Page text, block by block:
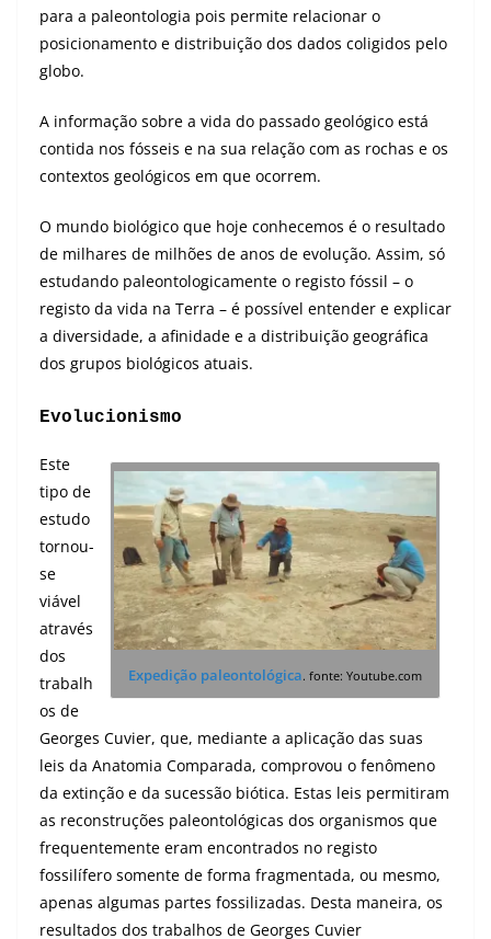
para a paleontologia pois permite relacionar o
posicionamento e distribuição dos dados coligidos pelo
globo.
A informação sobre a vida do passado geológico está
contida nos fósseis e na sua relação com as rochas e os
contextos geológicos em que ocorrem.
O mundo biológico que hoje conhecemos é o resultado
de milhares de milhões de anos de evolução. Assim, só
estudando paleontologicamente o registo fóssil – o
registo da vida na Terra – é possível entender e explicar
a diversidade, a afinidade e a distribuição geográfica
dos grupos biológicos atuais.
Evolucionismo
Expedição paleontológica. fonte: Youtube.com
Este
tipo de
estudo
tornou-
se
viável
através
dos
trabalh
os de
Georges Cuvier, que, mediante a aplicação das suas
leis da Anatomia Comparada, comprovou o fenômeno
da extinção e da sucessão biótica. Estas leis permitiram
as reconstruções paleontológicas dos organismos que
frequentemente eram encontrados no registo
fossilífero somente de forma fragmentada, ou mesmo,
apenas algumas partes fossilizadas. Desta maneira, os
resultados dos trabalhos de Georges Cuvier